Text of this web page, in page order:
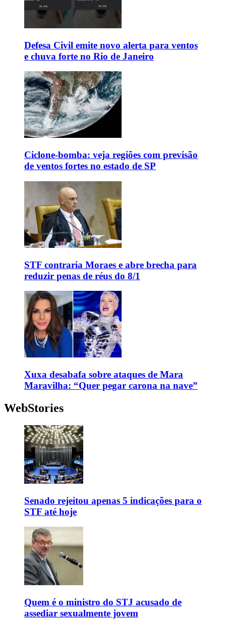
Defesa Civil emite novo alerta para ventos
e chuva forte no Rio de Janeiro
Ciclone-bomba: veja regiões com previsão
de ventos fortes no estado de SP
STF contraria Moraes e abre brecha para
reduzir penas de réus do 8/1
Xuxa desabafa sobre ataques de Mara
Maravilha: “Quer pegar carona na nave”
WebStories
Senado rejeitou apenas 5 indicações para o
STF até hoje
Quem é o ministro do STJ acusado de
assediar sexualmente jovem